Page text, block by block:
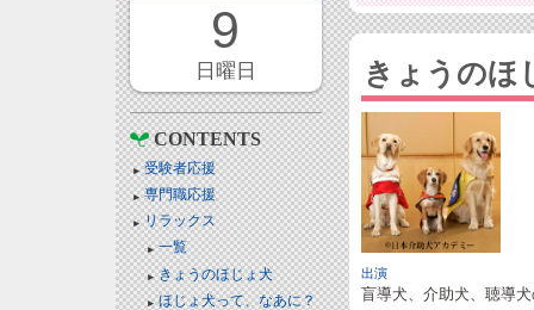
9
日曜日
CONTENTS
受験者応援
専門職応援
リラックス
一覧
きょうのほじょ犬
ほじょ犬って、なあに？
きょうのほ
出演
盲導犬、介助犬、聴導